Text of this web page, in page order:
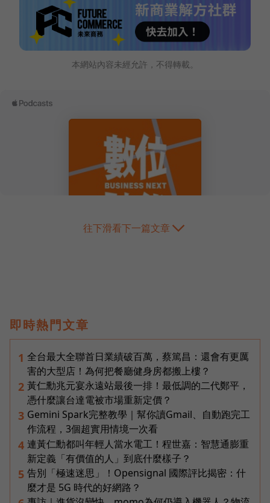
本網站內容未經允許，不得轉載。
往下滑看下一篇文章
即時熱門文章
1 全台最大全聯首日業績破百萬，蔡篤昌：還會有更厲
害的大型店！為何把餐廳健身房都搬上樓？
2 黃仁勳兆元宴永遠站最後一排！最低調的二代鄭平，
憑什麼讓台達電被市場重新定價？
3 Gemini Spark完整教學｜幫你讀Gmail、自動跑完工
作流程，3個超實用情境一次看
4 連黃仁勳都叫年輕人當水電工！程世嘉：智慧通膨重
新定義「有價值的人」到底什麼樣子？
5 告別「極速迷思」！Opensignal 國際評比揭密：什
麼才是 5G 時代的好網路？